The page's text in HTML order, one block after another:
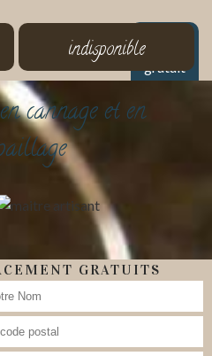
Devis
gratuit
indisponible
cannage et en
GRATUITS